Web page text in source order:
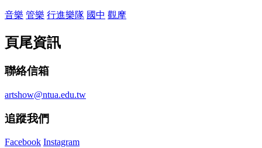
音樂 管樂 行進樂隊 國中 觀摩
頁尾資訊
聯絡信箱
artshow@ntua.edu.tw
追蹤我們
Facebook Instagram